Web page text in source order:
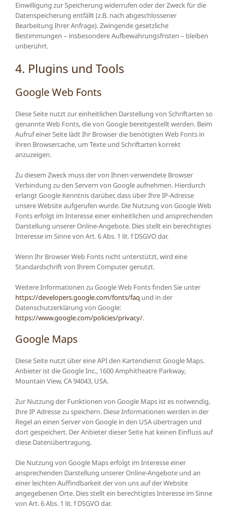
Einwilligung zur Speicherung widerrufen oder der Zweck für die
Datenspeicherung entfällt (z.B. nach abgeschlossener
Bearbeitung Ihrer Anfrage). Zwingende gesetzliche
Bestimmungen – insbesondere Aufbewahrungsfristen – bleiben
unberührt.
4. Plugins und Tools
Google Web Fonts
Diese Seite nutzt zur einheitlichen Darstellung von Schriftarten so
genannte Web Fonts, die von Google bereitgestellt werden. Beim
Aufruf einer Seite lädt Ihr Browser die benötigten Web Fonts in
ihren Browsercache, um Texte und Schriftarten korrekt
anzuzeigen.
Zu diesem Zweck muss der von Ihnen verwendete Browser
Verbindung zu den Servern von Google aufnehmen. Hierdurch
erlangt Google Kenntnis darüber, dass über Ihre IP-Adresse
unsere Website aufgerufen wurde. Die Nutzung von Google Web
Fonts erfolgt im Interesse einer einheitlichen und ansprechenden
Darstellung unserer Online-Angebote. Dies stellt ein berechtigtes
Interesse im Sinne von Art. 6 Abs. 1 lit. f DSGVO dar.
Wenn Ihr Browser Web Fonts nicht unterstützt, wird eine
Standardschrift von Ihrem Computer genutzt.
Weitere Informationen zu Google Web Fonts finden Sie unter
https://developers.google.com/fonts/faq und in der
Datenschutzerklärung von Google:
https://www.google.com/policies/privacy/.
Google Maps
Diese Seite nutzt über eine API den Kartendienst Google Maps.
Anbieter ist die Google Inc., 1600 Amphitheatre Parkway,
Mountain View, CA 94043, USA.
Zur Nutzung der Funktionen von Google Maps ist es notwendig,
Ihre IP Adresse zu speichern. Diese Informationen werden in der
Regel an einen Server von Google in den USA übertragen und
dort gespeichert. Der Anbieter dieser Seite hat keinen Einfluss auf
diese Datenübertragung.
Die Nutzung von Google Maps erfolgt im Interesse einer
ansprechenden Darstellung unserer Online-Angebote und an
einer leichten Auffindbarkeit der von uns auf der Website
angegebenen Orte. Dies stellt ein berechtigtes Interesse im Sinne
von Art. 6 Abs. 1 lit. f DSGVO dar.